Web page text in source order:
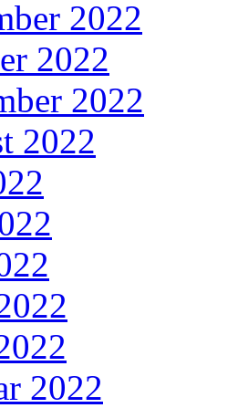
2022
2022
2022
2022
2022